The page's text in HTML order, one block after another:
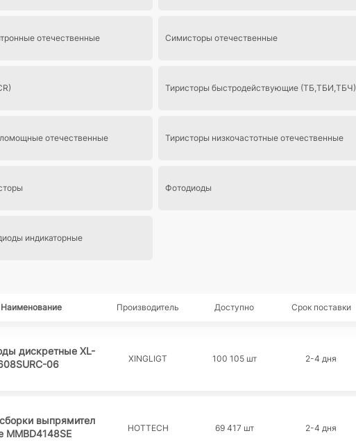
отечественные Симисторы отечественные
Тиристоры быстродействующие (ТБ,ТБИ,ТБЧ)
отечественные Тиристоры низкочастотные отечественные
Фотодиоды
индикаторные
Наименование Производитель Доступно Срок поставки
дискретные XL-
06
XINGLIGT 100 105 шт 2-4 дня
выпрямител
MMBD4148SE
HOTTECH 69 417 шт 2-4 дня